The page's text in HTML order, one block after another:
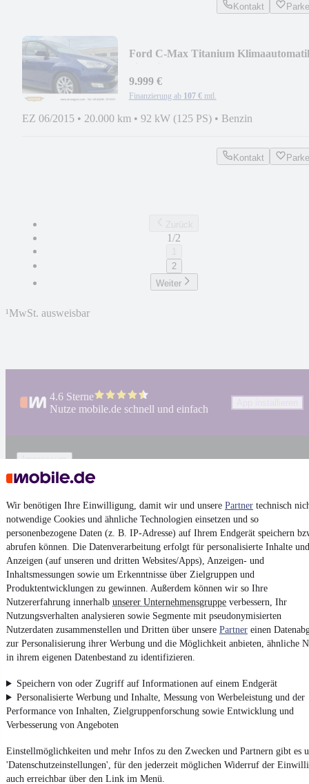
Wir benötigen Ihre Einwilligung, damit wir und unsere Partner technisch
notwendige Cookies und ähnliche Technologien einsetzen und so
personenbezogene Daten (z. B. IP-Adresse) auf Ihrem Endgerät speichern
abrufen können. Die Datenverarbeitung erfolgt für personalisierte Inhalte und
Anzeigen (auf unseren und dritten Websites/Apps), Anzeigen- und
Inhaltsmessungen sowie um Erkenntnisse über Zielgruppen und
Produktentwicklungen zu gewinnen. Außerdem können wir so Ihre
Nutzererfahrung innerhalb unserer Unternehmensgruppe verbessern, Ihr
Nutzungsverhalten analysieren sowie Segmente mit pseudonymisierten
Nutzerdaten zusammenstellen und Dritten über unsere Partner einen
zur Personalisierung ihrer Werbung und die Möglichkeit anbieten, ähnliche
in ihrem eigenen Datenbestand zu identifizieren.
Speichern von oder Zugriff auf Informationen auf einem Endgerät
Personalisierte Werbung und Inhalte, Messung von Werbeleistung und der
Performance von Inhalten, Zielgruppenforschung sowie Entwicklung und
Verbesserung von Angeboten
Einstellmöglichkeiten und mehr Infos zu den Zwecken und Partnern gibt es
'Datenschutzeinstellungen', für den jederzeit möglichen Widerruf der
auch erreichbar über den Link im Menü.
Kontakt
Ford C-Max Titanium
9.999 €
Finanzierung ab 107 € mtl.
EZ 06/2015 • 20.000 km • 92 kW (125 PS) • Benzin
Kontakt
1/2
2
Weiter
¹MwSt. ausweisbar
4.6 Sterne
Nutze mobile.de schnell und einfach
Impressum
AGB
Vertrag widerrufen
Datenschutz
Datenschutzeinstellungen
Erklärung zur Barrierefreiheit
Report Security Vulnerability (English)
Powered by
Noch mehrneue Autosunterschiedlicher Marken, auch als